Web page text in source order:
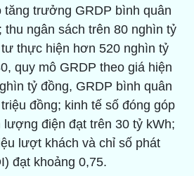
tăng trưởng GRDP bình quân
ngân sách trên 80 nghìn tỷ
thực hiện hơn 520 nghìn tỷ
quy mô GRDP theo giá hiện
tỷ đồng, GRDP bình quân
đồng; kinh tế số đóng góp
lượng điện đạt trên 30 tỷ kWh;
lượt khách và chỉ số phát
đạt khoảng 0,75.